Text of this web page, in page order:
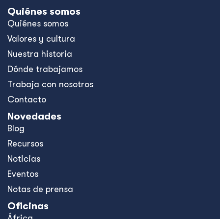
Quiénes somos
Quiénes somos
Valores y cultura
Nuestra historia
Dónde trabajamos
Trabaja con nosotros
Contacto
Novedades
Blog
Recursos
Noticias
Eventos
Notas de prensa
Oficinas